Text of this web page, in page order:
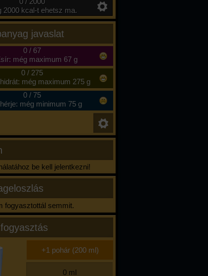
2000 kcal-t ehetsz ma.
javaslat
0/ 67
még maximum 67 g
0/ 275
még maximum 275 g
0/ 75
még minimum 75 g
be kell jelentkezni!
fogyasztottál semmit.